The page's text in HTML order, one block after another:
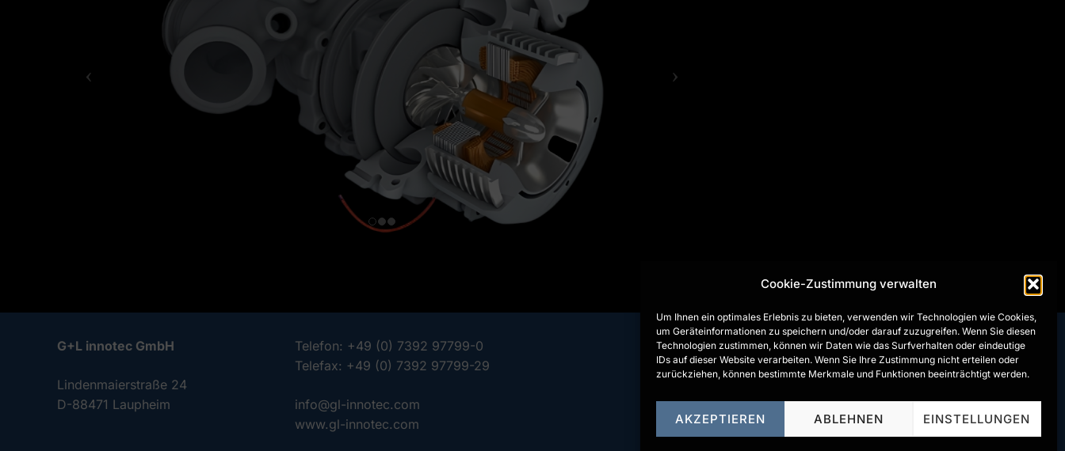
Cookie-Zustimmung verwalten
Um Ihnen ein optimales Erlebnis zu bieten, verwenden wir Technologien wie Cookies,
um Geräteinformationen zu speichern und/oder darauf zuzugreifen. Wenn Sie diesen
Technologien zustimmen, können wir Daten wie das Surfverhalten oder eindeutige
IDs auf dieser Website verarbeiten. Wenn Sie Ihre Zustimmung nicht erteilen oder
zurückziehen, können bestimmte Merkmale und Funktionen beeinträchtigt werden.
AKZEPTIEREN ABLEHNEN EINSTELLUNGEN
G+L innotec GmbH
Lindenmaierstraße 24
D-88471 Laupheim
Telefon: +49 (0) 7392 97799-0
Telefax: +49 (0) 7392 97799-29
info@gl-innotec.com
www.gl-innotec.com
KONTAKT
IMPRESSUM
AGB